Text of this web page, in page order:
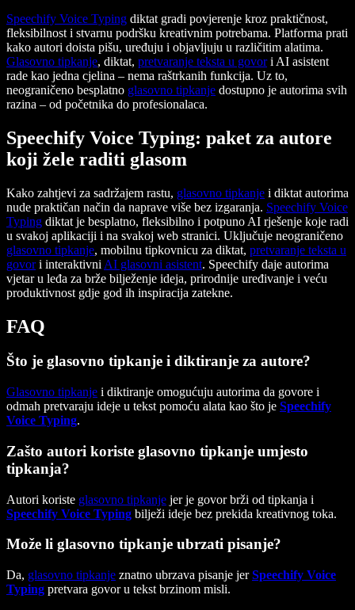
Speechify Voice Typing diktat gradi povjerenje kroz praktičnost,
fleksibilnost i stvarnu podršku kreativnim potrebama. Platforma prati
kako autori doista pišu, uređuju i objavljuju u različitim alatima.
Glasovno tipkanje, diktat, pretvaranje teksta u govori AI asistent
rade kao jedna cjelina – nema raštrkanih funkcija. Uz to,
neograničeno besplatno glasovno tipkanje dostupno je autorima svih
razina – od početnika do profesionalaca.
Speechify Voice Typing: paket za autore
koji žele raditi glasom
Kako zahtjevi za sadržajem rastu, glasovno tipkanje i diktat autorima
nude praktičan način da naprave više bez izgaranja. Speechify Voice
Typing diktat je besplatno, fleksibilno i potpuno AI rješenje koje radi
u svakoj aplikaciji i na svakoj web stranici. Uključuje neograničeno
glasovno tipkanje, mobilnu tipkovnicu za diktat, pretvaranje teksta u
govori interaktivni AI glasovni asistent. Speechify daje autorima
vjetar u leđa za brže bilježenje ideja, prirodnije uređivanje i veću
produktivnost gdje god ih inspiracija zatekne.
FAQ
Što je glasovno tipkanje i diktiranje za autore?
Glasovno tipkanje i diktiranje omogućuju autorima da govore i
odmah pretvaraju ideje u tekst pomoću alata kao što je Speechify
Voice Typing.
Zašto autori koriste glasovno tipkanje umjesto
tipkanja?
Autori koriste glasovno tipkanje jer je govor brži od tipkanja i
Speechify Voice Typing bilježi ideje bez prekida kreativnog toka.
Može li glasovno tipkanje ubrzati pisanje?
Da, glasovno tipkanje znatno ubrzava pisanje jerSpeechify Voice
Typing pretvara govor u tekst brzinom misli.